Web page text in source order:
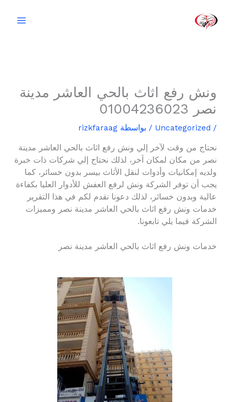
المحتوى
ونش رفع اثاث بالحي العاشر مدينة
نصر 01004236023
/
Uncategorized / بواسطة rizkfaraag
نحتاج من وقت لآخر إلي ونش رفع اثاث بالحي العاشر مدينة
نصر من مكان لمكان آخر، لذلك نحتاج إلي شركات ذات خبرة
ولديه إمكانيات وأدوات لنقل الأثاث بيسر بدون خسائر، كما
يجب أن توفر الشركة ونش لرفع العفش للأدوار العليا بكفاءة
عالية وبدون خسائر، لذلك دعونا نقدم لكم في هذا التقرير
خدمات ونش رفع اثاث بالحي العاشر مدينة نصر ومميزات
الشركة فيما يلي تابعونا.
خدمات ونش رفع اثاث بالحي العاشر مدينة نصر